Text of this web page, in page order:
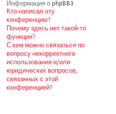
Информация о phpBB3
Кто написал эту
конференцию?
Почему здесь нет такой-то
функции?
С кем можно связаться по
вопросу некорректного
использования и/или
юридических вопросов,
связанных с этой
конференцией?